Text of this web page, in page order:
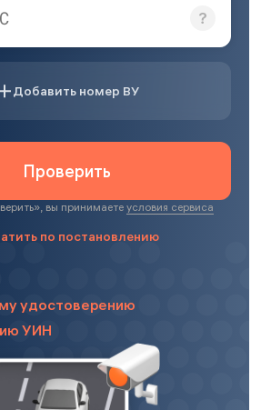
Добавить номер ВУ
Проверить
», вы принимаете условия сервиса
по постановлению
удостоверению
УИН